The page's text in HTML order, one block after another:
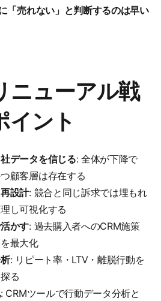
「売れない」と判断するのは早い
ニューアル戦
イント
データを信じる: 全体が下降で
顧客層は存在する
設計: 競合と同じ訴求では埋もれ
し可視化する
かす: 過去購入者へのCRM施策
最大化
: リピート率・LTV・離脱行動を
る
: CRMツールで行動データ分析と